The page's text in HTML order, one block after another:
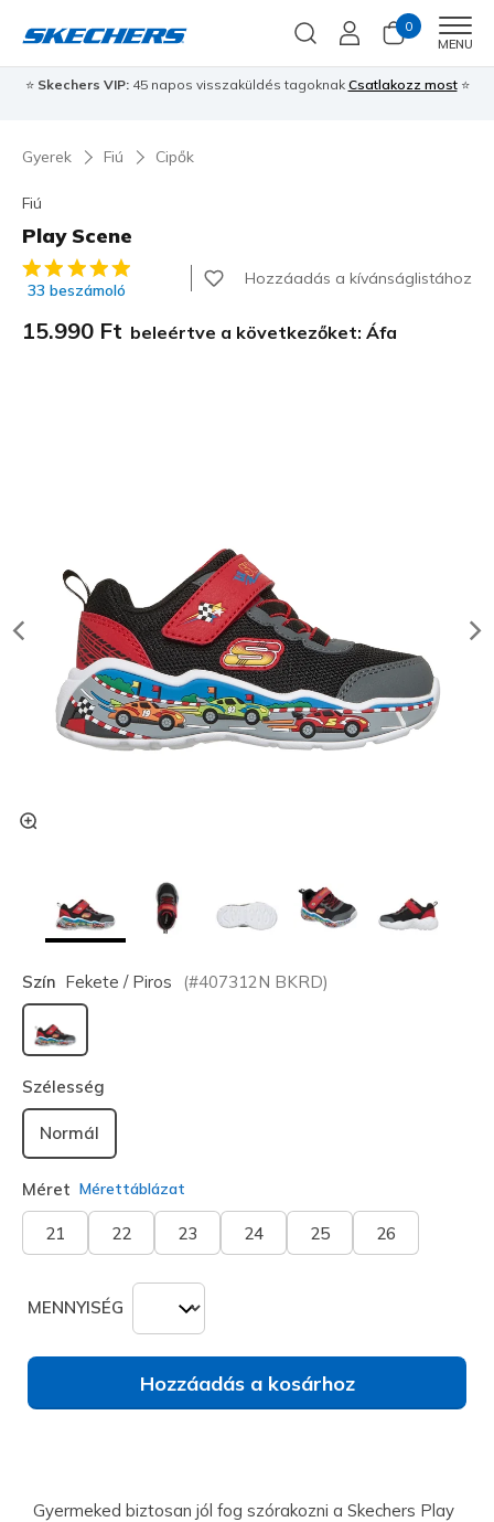
0
MENU
⭐ Skechers VIP:45 napos visszaküldés tagoknak Csatlakozz most⭐
Gyerek Fiú Cipők
Fiú
Play Scene
5 az 5-ből ügyfélértékelés
33 beszámoló
Hozzáadás a kívánságlistához
15.990 Ft beleértve a következőket: Áfa
Szín Fekete / Piros (#407312N BKRD)
kiválasztva
Szélesség
Normál
Méret Mérettáblázat
21 22 23 24 25 26
MENNYISÉG
Hozzáadás a kosárhoz
Gyermeked biztosan jól fog szórakozni a Skechers Play